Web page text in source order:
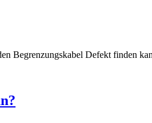
Begrenzungskabel Defekt finden